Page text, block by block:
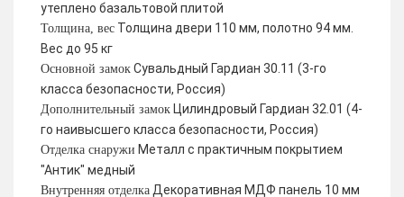
утеплено базальтовой плитой
Толщина, вес Толщина двери 110 мм, полотно 94 мм.
Вес до 95 кг
Основной замок Сувальдный Гардиан 30.11 (3-го
класса безопасности, Россия)
Дополнительный замок Цилиндровый Гардиан 32.01 (4-
го наивысшего класса безопасности, Россия)
Отделка снаружи Металл с практичным покрытием
"Антик" медный
Внутренняя отделка Декоративная МДФ панель 10 мм